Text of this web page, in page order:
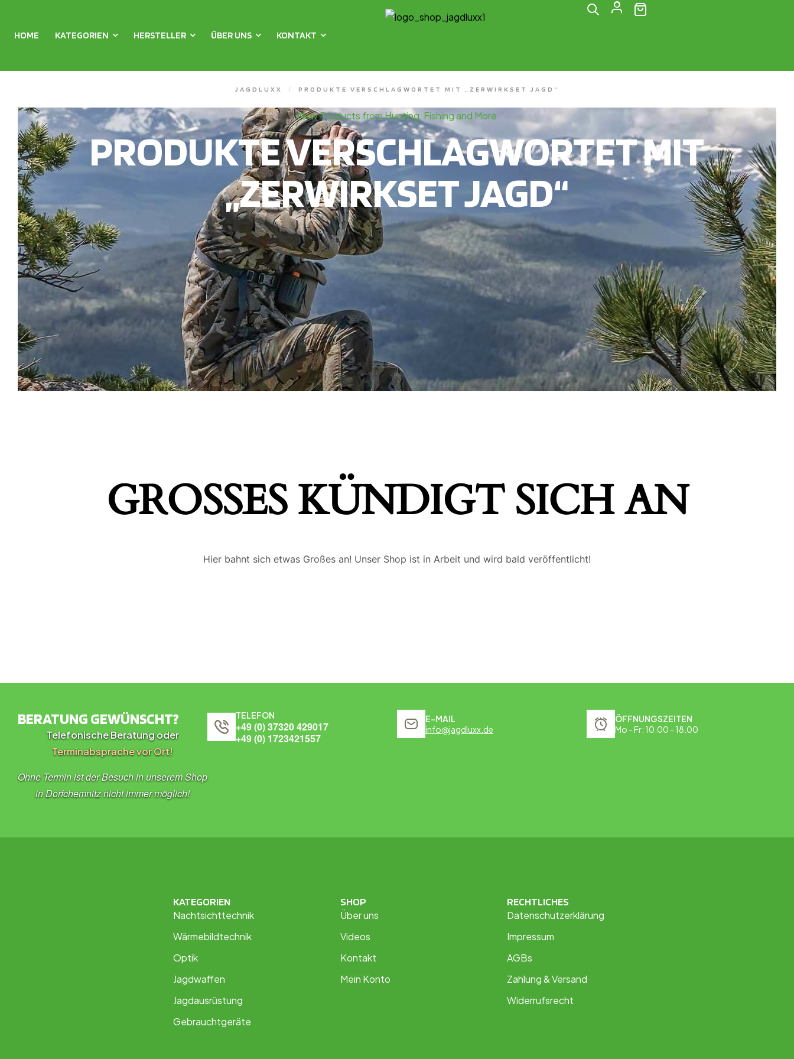
HOME KATEGORIEN HERSTELLER ÜBER UNS KONTAKT
JAGDLUXX / PRODUKTE VERSCHLAGWORTET MIT „ZERWIRKSET JAGD“
New Products from Hunting, Fishing and More
PRODUKTE VERSCHLAGWORTET MIT
„ZERWIRKSET JAGD“
GROSSES KÜNDIGT SICH AN
Hier bahnt sich etwas Großes an! Unser Shop ist in Arbeit und wird bald veröffentlicht!
BERATUNG GEWÜNSCHT?
Telefonische Beratung oder
Terminabsprache vor Ort!
Ohne Termin ist der Besuch in unserem Shop
in Dorfchemnitz nicht immer möglich!
TELEFON
+49 (0) 37320 429017
+49 (0) 1723421557
E-MAIL
info@jagdluxx.de
ÖFFNUNGSZEITEN
Mo - Fr: 10.00 - 18.00
KATEGORIEN
Nachtsichttechnik
Wärmebildtechnik
Optik
Jagdwaffen
Jagdausrüstung
Gebrauchtgeräte
SHOP
Über uns
Videos
Kontakt
Mein Konto
RECHTLICHES
Datenschutzerklärung
Impressum
AGBs
Zahlung & Versand
Widerrufsrecht